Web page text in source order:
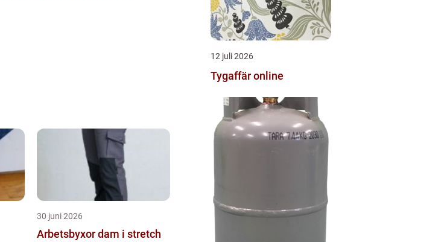
30 juni 2026
Arbetsbyxor dam i stretch
12 juli 2026
Tygaffär online